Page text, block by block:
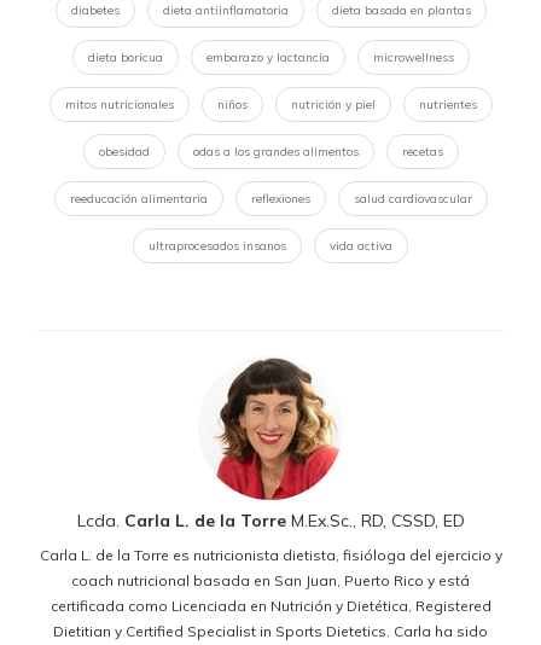
diabetes dieta antiinflamatoria dieta basada en plantas
dieta boricua embarazo y lactancia microwellness
mitos nutricionales niños nutrición y piel nutrientes
obesidad odas a los grandes alimentos recetas
reeducación alimentaria reflexiones salud cardiovascular
ultraprocesados insanos vida activa
Lcda. Carla L. de la TorreM.Ex.Sc., RD, CSSD, ED
Carla L. de la Torre es nutricionista dietista, fisióloga del ejercicio y
coach nutricional basada en San Juan, Puerto Rico y está
certificada como Licenciada en Nutrición y Dietética, Registered
Dietitian y Certified Specialist in Sports Dietetics. Carla ha sido